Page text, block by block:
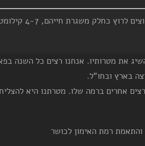
מועדון רצי תל אביב (מרת"א) הוא
את מטרותיו. אנחנו רצים כל השנה
בארץ ובחו"ל.
אחרים ברמה שלו. מטרתנו היא
והתאמת רמת האימון לכושר